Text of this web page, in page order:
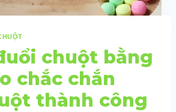
chuột bằng
chắc chắn
thành công